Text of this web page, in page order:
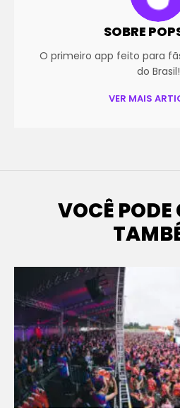
SOBRE
O primeiro app feito para
do Brasil!
VER MAIS
VOCÊ PODE